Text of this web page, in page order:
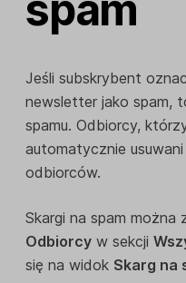
Jeśli subskrybent
newsletter jako spam,
spamu. Odbiorcy,
automatycznie
odbiorców.
Skargi na spam można
Odbiorcy w sekcji
się na widok Skarg na